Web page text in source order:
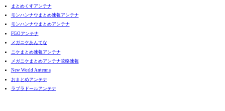
まとめくすアンテナ
モンハンナウまとめ速報アンテナ
モンハンナウまとめアンテナ
FGOアンテナ
メガニケあんてな
ニケまとめ速報アンテナ
メガニケまとめアンテナ攻略速報
New World Antenna
おまとめアンテナ
ラブラドールアンテナ